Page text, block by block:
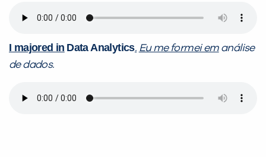
I majored in Data Analytics. Eu me formei emanálise
de dados.